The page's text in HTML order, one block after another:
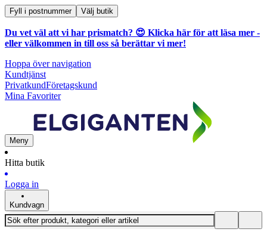
Fyll i postnummer Välj butik
Du vet väl att vi har prismatch? 😍 Klicka här för att läsa mer -
eller välkommen in till oss så berättar vi mer!
Hoppa över navigation
Kundtjänst
PrivatkundFöretagskund
Mina Favoriter
Meny
Hitta butik
Logga in
Kundvagn